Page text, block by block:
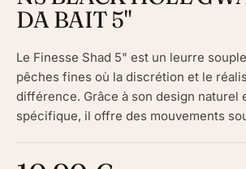
DA BAIT 5"
Le Finesse Shad 5" est un leurre
pêches fines où la discrétion et le
différence. Grâce à son design naturel
spécifique, il offre des mouvements